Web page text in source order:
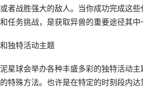
者战胜强大的敌人。当你成功完成这
任务挑战，是获取异兽的重要途径其中
独特活动主题
星球会举办各种丰盛多彩的独特活动
特殊方法。也许是在特定的时刻段内